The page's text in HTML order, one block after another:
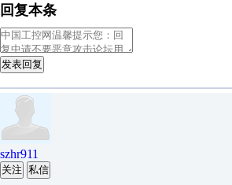
回复本条
发表回复
szhr911
关注 私信